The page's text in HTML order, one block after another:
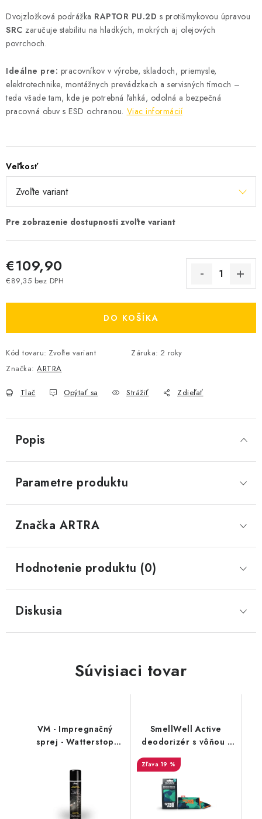
Dvojzložková podrážka RAPTOR PU.2D s protišmykovou úpravou
SRC zaručuje stabilitu na hladkých, mokrých aj olejových
povrchoch.
Ideálne pre: pracovníkov v výrobe, skladoch, priemysle,
elektrotechnike, montážnych prevádzkach a servisných tímoch –
teda všade tam, kde je potrebná ľahká, odolná a bezpečná
pracovná obuv s ESD ochranou. Viac informácií
Veľkosť
€109,90
€89,35 bez DPH
DO KOŠÍKA
Kód tovaru: Zvoľte variant Záruka: 2 roky
Značka: ARTRA
Tlač Opýtať sa Strážiť Zdieľať
Popis
Parametre produktu
Značka ARTRA
Hodnotenie produktu (0)
Diskusia
Súvisiaci tovar
VM - Impregnačný
sprej - Watterstop
SmellWell Active
deodorizér s vôňou -
Camo Green
19 %